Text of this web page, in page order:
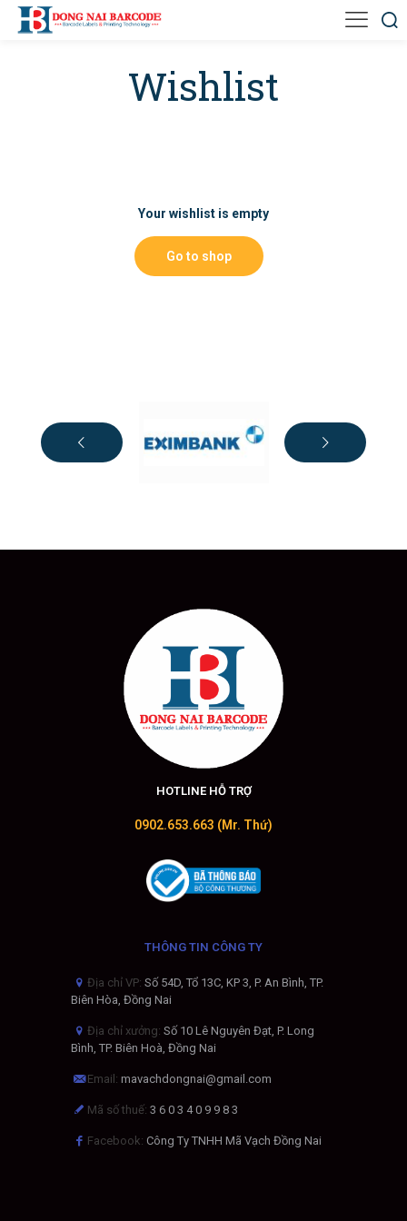
Wishlist
Your wishlist is empty
Go to shop
HOTLINE HỖ TRỢ
0902.653.663 (Mr. Thứ)
THÔNG TIN CÔNG TY
Địa chỉ VP: Số 54D, Tổ 13C, KP 3, P. An Bình, TP.
Biên Hòa, Đồng Nai
Địa chỉ xưởng: Số 10 Lê Nguyên Đạt, P. Long
Bình, TP. Biên Hoà, Đồng Nai
Email: mavachdongnai@gmail.com
Mã số thuế:3 6 0 3 4 0 9 9 8 3
Facebook: Công Ty TNHH Mã Vạch Đồng Nai